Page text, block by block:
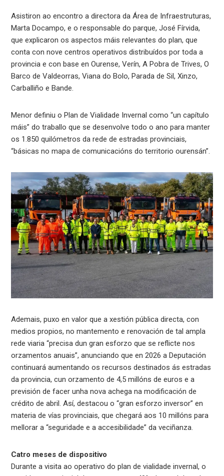
Asistiron ao encontro a directora da Área de Infraestruturas,
Marta Docampo, e o responsable do parque, José Fírvida,
que explicaron os aspectos máis relevantes do plan, que
conta con nove centros operativos distribuídos por toda a
provincia e con base en Ourense, Verín, A Pobra de Trives, O
Barco de Valdeorras, Viana do Bolo, Parada de Sil, Xinzo,
Carballiño e Bande.
Menor definiu o Plan de Vialidade Invernal como “un capítulo
máis” do traballo que se desenvolve todo o ano para manter
os 1.850 quilómetros da rede de estradas provinciais,
“básicas no mapa de comunicacións do territorio ourensán”.
Ademais, puxo en valor que a xestión pública directa, con
medios propios, no mantemento e renovación de tal ampla
rede viaria “precisa dun gran esforzo que se reflicte nos
orzamentos anuais”, anunciando que en 2026 a Deputación
continuará aumentando os recursos destinados ás estradas
da provincia, cun orzamento de 4,5 millóns de euros e a
previsión de facer unha nova achega na modificación de
crédito de abril. Así, destacou o “gran esforzo inversor” en
materia de vías provinciais, que chegará aos 10 millóns para
mellorar a “seguridade e a accesibilidade” da veciñanza.
Catro meses de dispositivo
Durante a visita ao operativo do plan de vialidade invernal, o